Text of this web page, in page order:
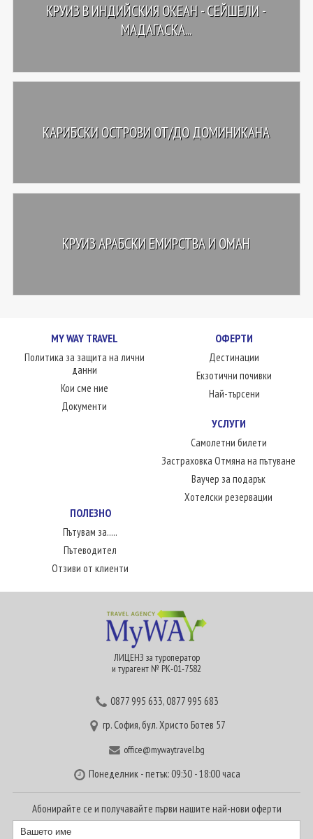
КРУИЗ В ИНДИЙСКИЯ ОКЕАН - СЕЙШЕЛИ -
МАДАГАСКА...
КАРИБСКИ ОСТРОВИ ОТ/ДО ДОМИНИКАНА
КРУИЗ АРАБСКИ ЕМИРСТВА И ОМАН
MY WAY TRAVEL
Политика за защита на лични
данни
Кои сме ние
Документи
ОФЕРТИ
Дестинации
Екзотични почивки
Най-търсени
УСЛУГИ
Самолетни билети
Застраховка Отмяна на пътуване
Ваучер за подарък
Хотелски резервации
ПОЛЕЗНО
Пътувам за.....
Пътеводител
Отзиви от клиенти
ЛИЦЕНЗ за туроператор
и турагент № РК-01-7582
0877 995 633,0877 995 683
гр. София, бул. Христо Ботев 57
office@mywaytravel.bg
Понеделник - петък: 09:30 - 18:00 часа
Абонирайте се и получавайте първи нашите най-нови оферти